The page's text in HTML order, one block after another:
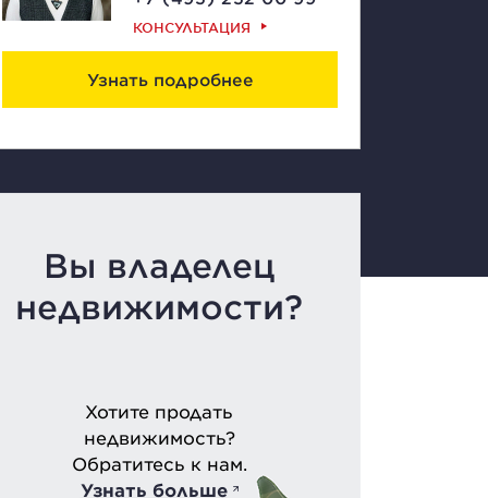
КОНСУЛЬТАЦИЯ
Узнать подробнее
Вы владелец
недвижимости?
Хотите продать
недвижимость?
Обратитесь к нам.
Узнать больше